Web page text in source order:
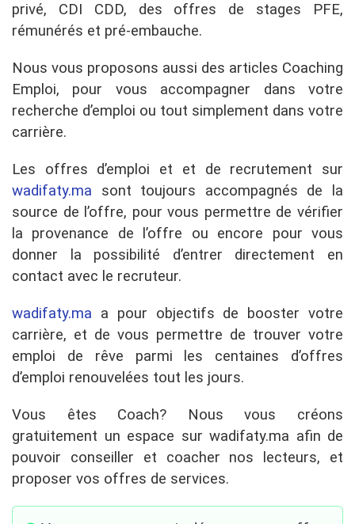
privé, CDI CDD, des offres de stages PFE,
rémunérés et pré-embauche.
Nous vous proposons aussi des articles Coaching
Emploi, pour vous accompagner dans votre
recherche d’emploi ou tout simplement dans votre
carrière.
Les offres d’emploi et et de recrutement sur
wadifaty.ma sont toujours accompagnés de la
source de l’offre, pour vous permettre de vérifier
la provenance de l’offre ou encore pour vous
donner la possibilité d’entrer directement en
contact avec le recruteur.
wadifaty.ma a pour objectifs de booster votre
carrière, et de vous permettre de trouver votre
emploi de rêve parmi les centaines d’offres
d’emploi renouvelées tout les jours.
Vous êtes Coach? Nous vous créons
gratuitement un espace sur wadifaty.ma afin de
pouvoir conseiller et coacher nos lecteurs, et
proposer vos offres de services.